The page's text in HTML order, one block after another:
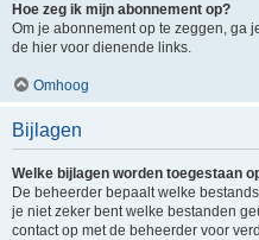
Hoe zeg ik mijn abonnement op?
Om je abonnement op te zeggen, ga
de hier voor dienende links.
Omhoog
Bijlagen
Welke bijlagen worden toegestaan
De beheerder bepaalt welke
je niet zeker bent welke bestanden
contact op met de beheerder voor